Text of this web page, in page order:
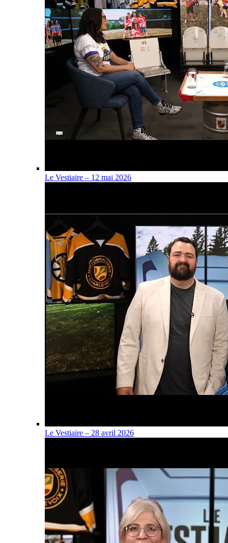
Le Vestiaire – 12 mai 2026
Le Vestiaire – 28 avril 2026